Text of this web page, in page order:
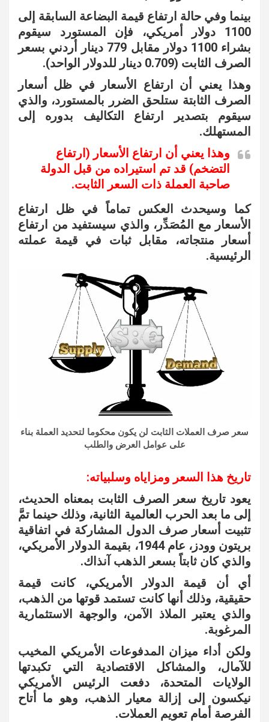
بينما وفي حالة ارتفاع قيمة البضاعة السابقة إلى
1100 دولار أمريكي، فإن المستورد سيقوم
بشراء 1100 دولار مقابل 779 دينار أردني بسعر
الصرف الثابت (0.709 دينار للدولار الواحد).
وهذا يعني أن ارتفاع الأسعار في ظل أسعار
الصرف الثابتة ستلحق الضرر بالمستورد، والذي
سيقوم بتصدير ارتفاع التكاليف بدوره إلى
المستهلك.
وهذا يعني أن ارتفاع الأسعار (ارتفاع
التضخم) قد تم استيراده من قبل الدولة
صاحبة العملة ذات السعر الثابت.
كما وسيحدث العكس تماماً في ظل ارتفاع
الأسعار مع المُصَدِّر، والذي سيستفيد من ارتفاع
أسعار منتجاته، مقابل ثبات في قيمة عملته
الرئيسية.
سعر صرف العملات الثابت لن يكون محكوما لتحديد العملة بناء
على عوامل العرض والطلب
تاريخ هذا السعر ومزاياه وسلبياته:
يعود تاريخ سعر الصرف الثابت بمعناه الحديث،
إلى ما بعد الحرب العالمية الثانية، وذلك حينما تمَّ
تثبيت أسعار صرف الدول المشاركة في اتفاقية
بريتون وودز، عام 1944، بقيمة الدولار الأمريكي،
والذي كان ثابتاً بسعر الذهب آنذاك.
أي أن قيمة الدولار الأمريكي، كانت قيمة
حقيقية، وذلك أنها كانت تستمد قوتها من الذهب،
والذي يعتبر الملاذ الآمن، والوجهة الاستثمارية
المرغوبة.
ولكن أداء ميزان المدفوعات الأمريكي المخيب
للآمال، والمشاكل الاقتصادية التي تكبدتها
الولايات المتحدة، دفعت الرئيس الأمريكي
نيكسون إلى إزالة معيار الذهب، وهو ما أتاح
الفرصة أمام تعويم العملات.